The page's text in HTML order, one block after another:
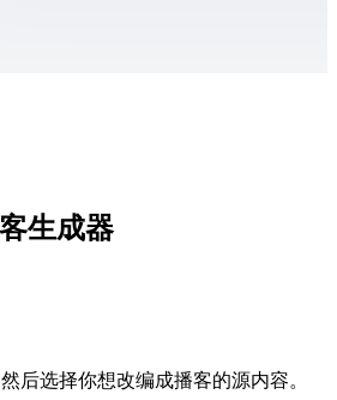
生成器
后选择你想改编成播客的源内容。